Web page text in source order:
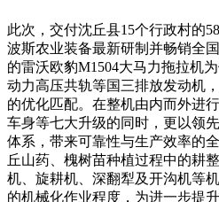
此次，交付沈丘县15个行政村的
波斯农业装备最新研制并畅销全
的雷沃欧豹M1504大马力拖拉机
动力高压共轨等国三排放发动机
的优化匹配。在整机由内而外进
车身等七大升级的同时，更以领
体系，带来可靠性与生产效率的
丘山药、槐树苗种植过程中的耕
机、旋耕机、深翻犁及开沟机等
的机械化作业程度，为进一步提